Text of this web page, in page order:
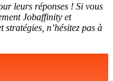
leurs réponses ! Si vous
Jobaffinity et
stratégies, n’hésitez pas à